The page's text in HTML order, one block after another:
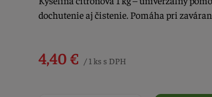
dochutenie aj čistenie. Pomáha pri
4,40 € / 1 ks s DPH